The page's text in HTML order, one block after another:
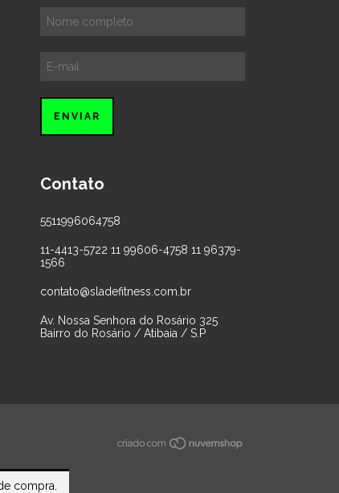
compra.
Contato
5511996064758
11-4413-5722 11 99606-4758 11 96379-
1566
contato@sladefitness.com.br
Av. Nossa Senhora do Rosário 325
Bairro do Rosário / Atibaia / S.P